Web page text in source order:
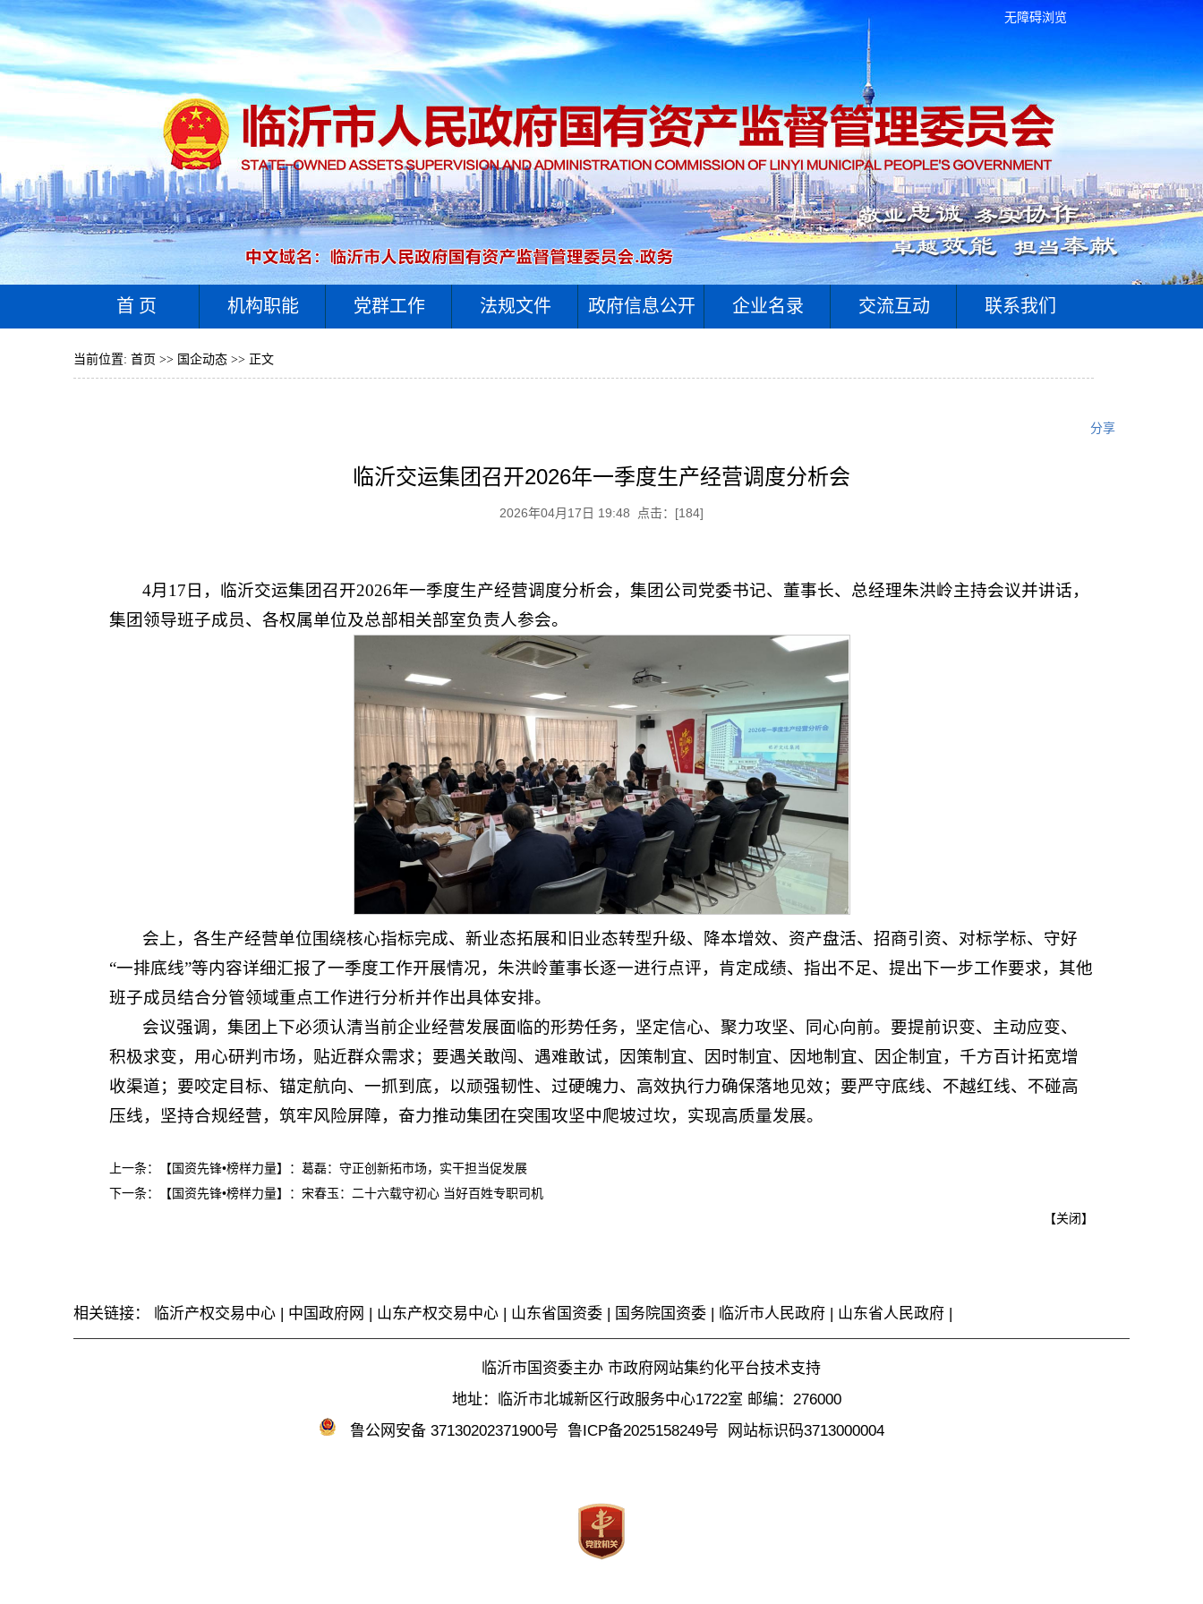
无障碍浏览
首 页 机构职能 党群工作 法规文件 政府信息公开 企业名录 交流互动 联系我们
当前位置: 首页 >> 国企动态 >> 正文
分享
临沂交运集团召开2026年一季度生产经营调度分析会
2026年04月17日 19:48 点击：[184]
4月17日，临沂交运集团召开2026年一季度生产经营调度分析会，集团公司党委书记、董事长、总经理朱洪岭主持会议并讲话，
集团领导班子成员、各权属单位及总部相关部室负责人参会。
会上，各生产经营单位围绕核心指标完成、新业态拓展和旧业态转型升级、降本增效、资产盘活、招商引资、对标学标、守好
“一排底线”等内容详细汇报了一季度工作开展情况，朱洪岭董事长逐一进行点评，肯定成绩、指出不足、提出下一步工作要求，其他
班子成员结合分管领域重点工作进行分析并作出具体安排。
会议强调，集团上下必须认清当前企业经营发展面临的形势任务，坚定信心、聚力攻坚、同心向前。要提前识变、主动应变、
积极求变，用心研判市场，贴近群众需求；要遇关敢闯、遇难敢试，因策制宜、因时制宜、因地制宜、因企制宜，千方百计拓宽增
收渠道；要咬定目标、锚定航向、一抓到底，以顽强韧性、过硬魄力、高效执行力确保落地见效；要严守底线、不越红线、不碰高
压线，坚持合规经营，筑牢风险屏障，奋力推动集团在突围攻坚中爬坡过坎，实现高质量发展。
上一条：
【国资先锋•榜样力量】：葛磊：守正创新拓市场，实干担当促发展
下一条：
【国资先锋•榜样力量】：宋春玉：二十六载守初心 当好百姓专职司机
【关闭】
相关链接： 临沂产权交易中心 | 中国政府网 | 山东产权交易中心 | 山东省国资委 | 国务院国资委 | 临沂市人民政府 | 山东省人民政府 |
临沂市国资委主办 市政府网站集约化平台技术支持
地址：临沂市北城新区行政服务中心1722室 邮编：276000
鲁公网安备 37130202371900号 鲁ICP备2025158249号 网站标识码3713000004